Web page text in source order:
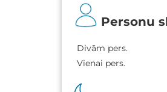
Personu
Divām pers.
Vienai pers.